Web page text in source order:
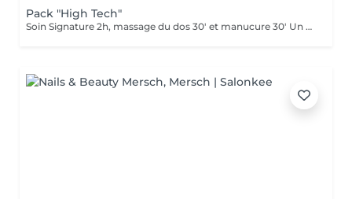
Pack "High Tech"
Soin Signature 2h, massage du dos 30' et manucure 30' Un pur moment de détente et de déconnection complète